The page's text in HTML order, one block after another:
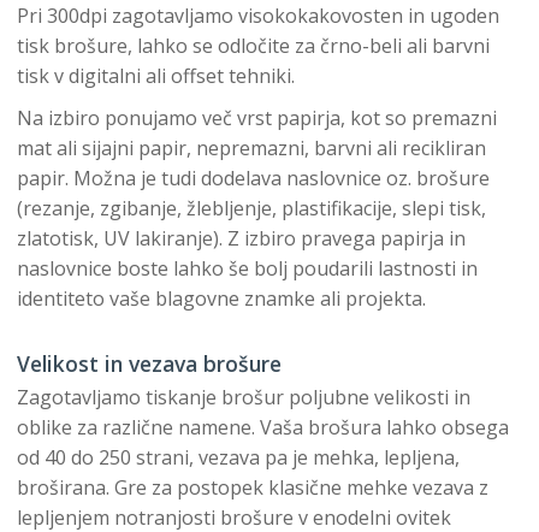
Pri 300dpi zagotavljamo visokokakovosten in ugoden
tisk brošure, lahko se odločite za črno-beli ali barvni
tisk v digitalni ali offset tehniki.
Na izbiro ponujamo več vrst papirja, kot so premazni
mat ali sijajni papir, nepremazni, barvni ali recikliran
papir. Možna je tudi dodelava naslovnice oz. brošure
(rezanje, zgibanje, žlebljenje, plastifikacije, slepi tisk,
zlatotisk, UV lakiranje). Z izbiro pravega papirja in
naslovnice boste lahko še bolj poudarili lastnosti in
identiteto vaše blagovne znamke ali projekta.
Velikost in vezava brošure
Zagotavljamo tiskanje brošur poljubne velikosti in
oblike za različne namene. Vaša brošura lahko obsega
od 40 do 250 strani, vezava pa je mehka, lepljena,
broširana. Gre za postopek klasične mehke vezava z
lepljenjem notranjosti brošure v enodelni ovitek